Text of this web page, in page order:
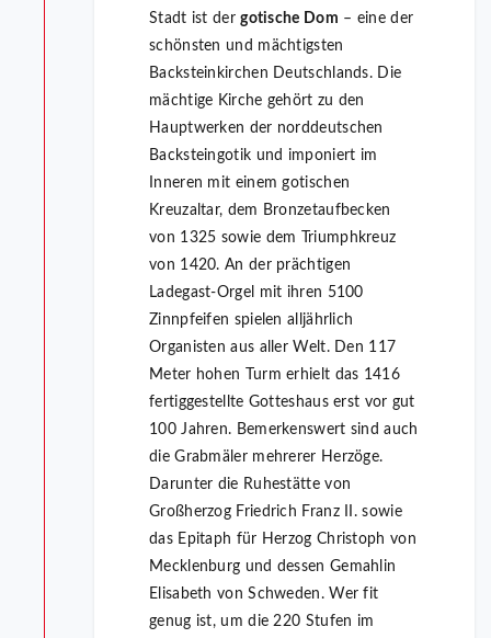
Stadt ist dergotische Dom – eine der
schönsten und mächtigsten
Backsteinkirchen Deutschlands. Die
mächtige Kirche gehört zu den
Hauptwerken der norddeutschen
Backsteingotik und imponiert im
Inneren mit einem gotischen
Kreuzaltar, dem Bronzetaufbecken
von 1325 sowie dem Triumphkreuz
von 1420. An der prächtigen
Ladegast-Orgel mit ihren 5100
Zinnpfeifen spielen alljährlich
Organisten aus aller Welt. Den 117
Meter hohen Turm erhielt das 1416
fertiggestellte Gotteshaus erst vor gut
100 Jahren. Bemerkenswert sind auch
die Grabmäler mehrerer Herzöge.
Darunter die Ruhestätte von
Großherzog Friedrich Franz II. sowie
das Epitaph für Herzog Christoph von
Mecklenburg und dessen Gemahlin
Elisabeth von Schweden. Wer fit
genug ist, um die 220 Stufen im